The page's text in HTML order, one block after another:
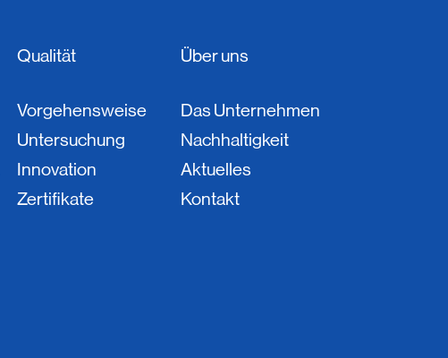
Qualität
Vorgehensweise
Untersuchung
Innovation
Zertifikate
Über uns
Das Unternehmen
Nachhaltigkeit
Aktuelles
Kontakt